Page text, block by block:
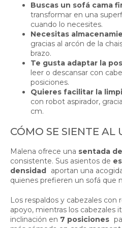
Buscas un sofá cama
transformar en una
cuando lo necesites.
Necesitas
gracias al arcón de la
brazo.
Te gusta adaptar la
leer o descansar con
posiciones.
Quieres facilitar la
con robot aspirador,
cm.
CÓMO SE SIENTE AL
Malena ofrece una sentada
consistente. Sus asientos de
densidad
aportan una
quienes prefieren un sofá que
Los respaldos y cabezales con
apoyo, mientras los cabezales
inclinación en 7 posiciones